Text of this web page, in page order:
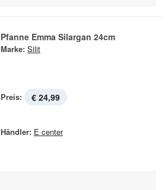
Pfanne Emma Silargan 24cm
Marke: Silit
Preis: € 24,99
Händler: E center